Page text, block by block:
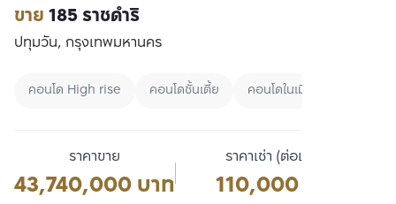
ขาย185 ราชดำริ
ปทุมวัน, กรุงเทพมหานคร
คอนโด High rise คอนโดชั้นเตี้ย คอนโดในเมือง
ราคาขาย
43,740,000 บาท
ราคาเช่า (ต่อเดือน)
110,000 บาท